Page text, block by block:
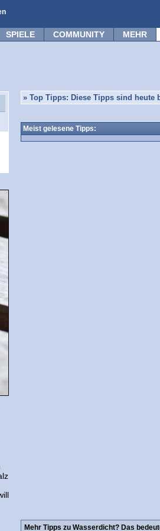
SPIELE COMMUNITY MEHR
» Top Tipps: Diese Tipps sind heute
Meist gelesene Tipps:
Mehr Tipps zu Wasserdicht? Das